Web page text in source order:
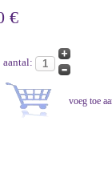
€
aantal: